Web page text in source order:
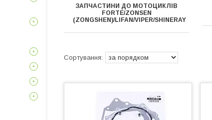
ЗАПЧАСТИНИ ДО МОТОЦИКЛІВ
FORTE/ZONSEN
(ZONGSHEN)/LIFAN/VIPER/SHINERAY